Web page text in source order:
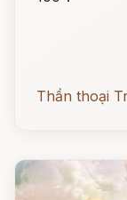
Thần thoại